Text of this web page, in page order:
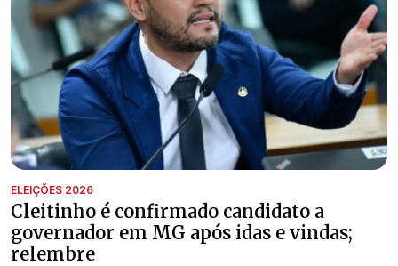
ELEIÇÕES 2026
Cleitinho é confirmado candidato a
governador em MG após idas e vindas;
relembre